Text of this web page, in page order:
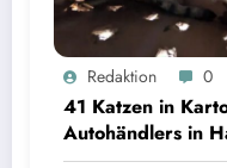
Redaktion 0
41 Katzen in
Autohändlers in